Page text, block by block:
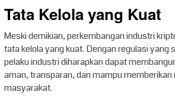
Tata Kelola yang Kuat
Meski demikian, perkembangan industri
tata kelola yang kuat. Dengan regulasi yang
pelaku industri diharapkan dapat
aman, transparan, dan mampu memberikan
masyarakat.